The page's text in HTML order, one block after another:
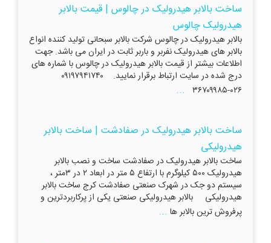
ساخت بالابر هیدرولیک در چالوس | قیمت بالابر
هیدرولیک چالوس
بالابر هیدرولیک در چالوس شرکت بالابر سبحانی تولید کننده انواع
بالابر های هیدرولیک نفربر و باربر ثابت در ایران می باشد. جهت
اطلاعات بیشتر از قیمت بالابر هیدرولیک در چالوس با شماره های
۰۲۶-۳۶۷۰۹۹۸۵
...
ساخت بالابر هیدرولیک در صفادشت | ساخت بالابر
هیدرولیکی
ساخت بالابر هیدرولیک در صفادشت ساخت و نصب بالابر
هیدرولیک ۵۰۰ کیلوگرم با ارتفاع ۵ متر در ابعاد ۲ در ۳متر ،
سیستم دو جک در شهرک صنعتی صفادشت کرج ساخت بالابر
هیدرولیکی بالابر هیدرولیکی صنعتی یکی از پرکاربردترین و
پرفروش ترین بالابر ها ...